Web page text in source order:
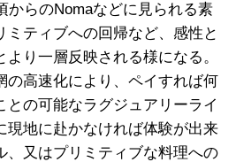
からのNomaなどに見られる素
ミティブへの回帰など、感性と
り一層反映される様になる。
の高速化により、ペイすれば何
との可能なラグジュアリーライ
現地に赴かなければ体験が出来
、又はプリミティブな料理への